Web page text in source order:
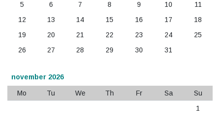
5
6 7 8 9 10
11
12
13 14 15 16 17
18
19
20 21 22 23 24
25
26
27 28 29 30 31
november 2026
Mo Tu We Th Fr Sa
Su
1